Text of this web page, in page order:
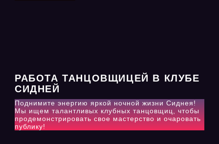
РАБОТА ТАНЦОВЩИЦЕЙ В КЛУБЕ
СИДНЕЙ
Поднимите энергию яркой ночной жизни Сиднея!
Мы ищем талантливых клубных танцовщиц, чтобы
продемонстрировать свое мастерство и очаровать
публику!